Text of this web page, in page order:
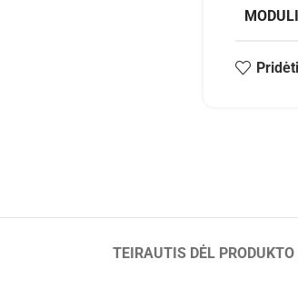
TEIRAUTIS DĖL PRODUKTO